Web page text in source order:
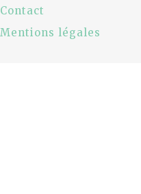
Contact
Mentions légales